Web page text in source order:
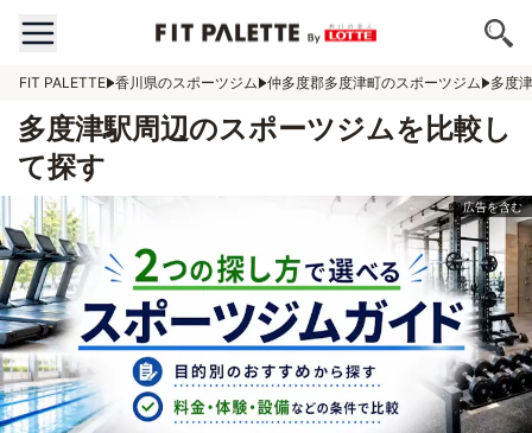
FIT PALETTE 香川県のスポーツジム 仲多度郡多度津町のスポーツジム 多度
多度津駅周辺のスポーツジムを比較し
て探す